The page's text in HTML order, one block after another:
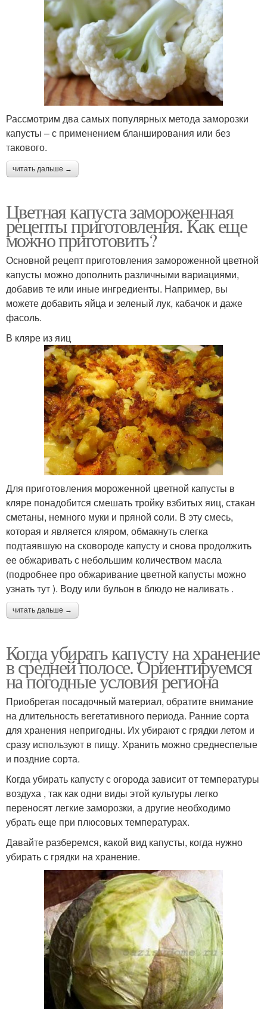
Рассмотрим два самых популярных метода заморозки
капусты – с применением бланширования или без
такового.
читать дальше →
Цветная капуста замороженная
рецепты приготовления. Как еще
можно приготовить?
Основной рецепт приготовления замороженной цветной
капусты можно дополнить различными вариациями,
добавив те или иные ингредиенты. Например, вы
можете добавить яйца и зеленый лук, кабачок и даже
фасоль.
В кляре из яиц
Для приготовления мороженной цветной капусты в
кляре понадобится смешать тройку взбитых яиц, стакан
сметаны, немного муки и пряной соли. В эту смесь,
которая и является кляром, обмакнуть слегка
подтаявшую на сковороде капусту и снова продолжить
ее обжаривать с небольшим количеством масла
(подробнее про обжаривание цветной капусты можно
узнать тут ). Воду или бульон в блюдо не наливать .
читать дальше →
Когда убирать капусту на хранение
в средней полосе. Ориентируемся
на погодные условия региона
Приобретая посадочный материал, обратите внимание
на длительность вегетативного периода. Ранние сорта
для хранения непригодны. Их убирают с грядки летом и
сразу используют в пищу. Хранить можно среднеспелые
и поздние сорта.
Когда убирать капусту с огорода зависит от температуры
воздуха , так как одни виды этой культуры легко
переносят легкие заморозки, а другие необходимо
убрать еще при плюсовых температурах.
Давайте разберемся, какой вид капусты, когда нужно
убирать с грядки на хранение.